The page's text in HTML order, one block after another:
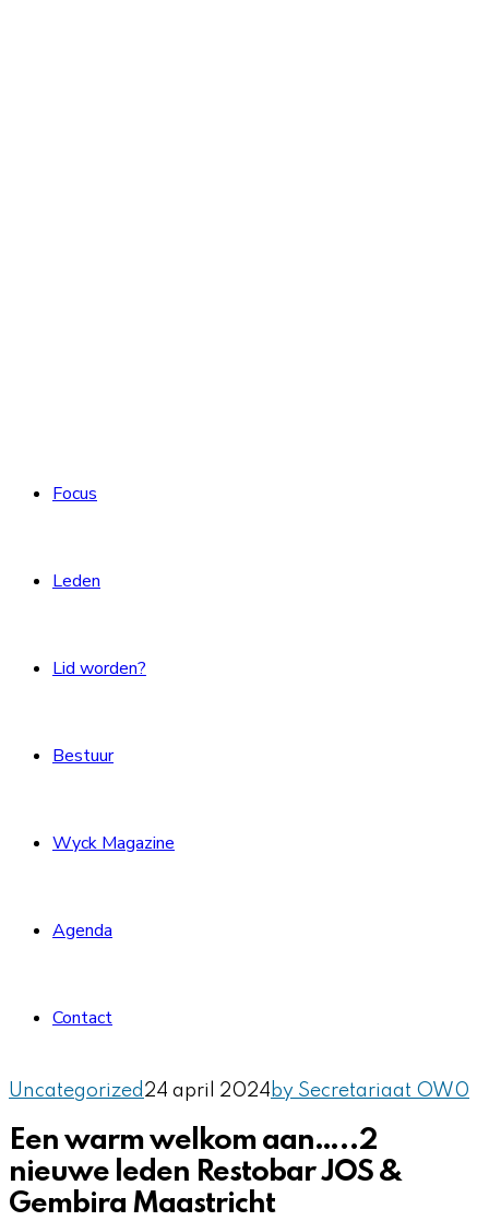
Focus
Leden
Lid worden?
Bestuur
Wyck Magazine
Agenda
Contact
Uncategorized 24 april 2024 by Secretariaat OW0
Een warm welkom aan…..2
nieuwe leden Restobar JOS &
Gembira Maastricht